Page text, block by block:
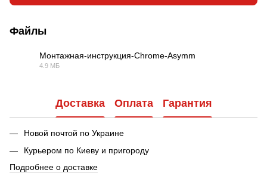
Файлы
Монтажная-инструкция-Chrome-Asymm
4.9 МБ
Доставка Оплата Гарантия
Новой почтой по Украине
Курьером по Киеву и пригороду
Подробнее о доставке